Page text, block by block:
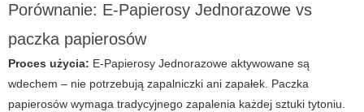
Porównanie: E-Papierosy Jednorazowe vs
paczka papierosów
Proces użycia: E-Papierosy Jednorazowe aktywowane są
wdechem – nie potrzebują zapalniczki ani zapałek. Paczka
papierosów wymaga tradycyjnego zapalenia każdej sztuki tytoniu.